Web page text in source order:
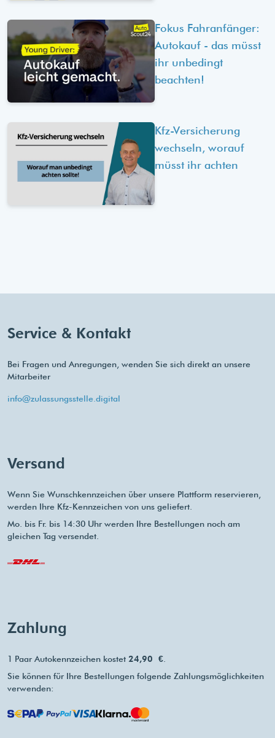
Fokus Fahranfänger:
Autokauf - das müsst
ihr unbedingt
beachten!
Kfz-Versicherung
wechseln, worauf
müsst ihr achten
Service & Kontakt
Bei Fragen und Anregungen, wenden Sie sich direkt an unsere
Mitarbeiter
info@zulassungsstelle.digital
Versand
Wenn Sie Wunschkennzeichen über unsere Plattform reservieren,
werden Ihre Kfz-Kennzeichen von uns geliefert.
Mo. bis Fr. bis 14:30 Uhr werden Ihre Bestellungen noch am
gleichen Tag versendet.
Zahlung
1 Paar Autokennzeichen kostet 24,90 €
Sie können für Ihre Bestellungen folgende Zahlungsmöglichkeiten
verwenden: